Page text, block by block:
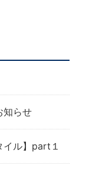
知らせ
イル】part１